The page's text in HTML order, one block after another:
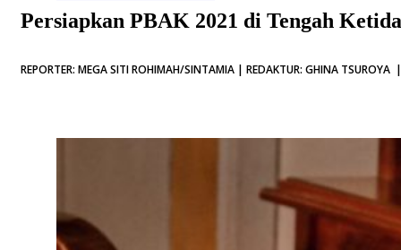
Persiapkan PBAK 2021 di Tengah
REPORTER: MEGA SITI ROHIMAH/SINTAMIA | REDAKTUR: GHINA TSUROYA